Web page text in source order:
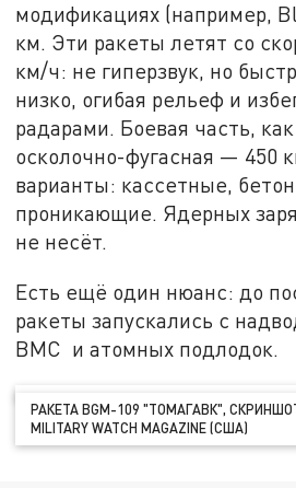
модификациях (например,
км. Эти ракеты летят со
км/ч: не гиперзвук, но
низко, огибая рельеф и
радарами. Боевая часть,
осколочно-фугасная — 450
варианты: кассетные,
проникающие. Ядерных
не несёт.
Есть ещё один нюанс: до
ракеты запускались с
ВМС и атомных подлодок.
РАКЕТА BGM-109 "ТОМАГАВК",
MILITARY WATCH MAGAZINE (США)